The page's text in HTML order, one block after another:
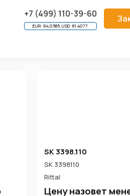
+7 (499) 110-39-60
EUR: 94,0585, USD: 81,4077
SK 3398.110
SK 3398110
Rittal
Цену назовет